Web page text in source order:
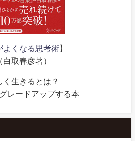
よくなる思考術】
（白取春彦著）
く生きるとは？
レードアップする本